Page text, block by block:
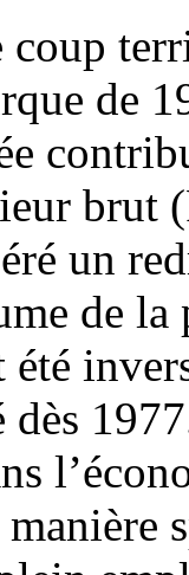
de
brut
un
de la
été
dès
manière